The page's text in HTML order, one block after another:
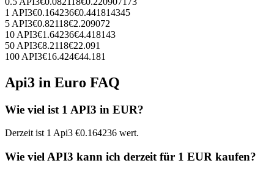
1 API3€0.164236€0.441814345
5 API3€0.82118€2.209072
10 API3€1.64236€4.418143
50 API3€8.2118€22.091
100 API3€16.424€44.181
Api3 in Euro FAQ
Wie viel ist 1 API3 in EUR?
Derzeit ist 1 Api3 €0.164236 wert.
Wie viel API3 kann ich derzeit für 1 EUR kaufen?